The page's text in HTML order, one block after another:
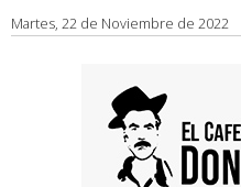
Martes, 22 de Noviembre de 2022